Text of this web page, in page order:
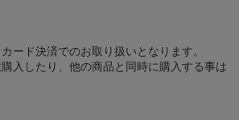
ード決済でのお取り扱いとなります。
入したり、他の商品と同時に購入する事は